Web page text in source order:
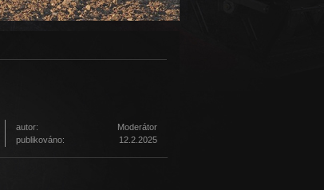
autor:
Moderátor
publikováno:
12.2.2025